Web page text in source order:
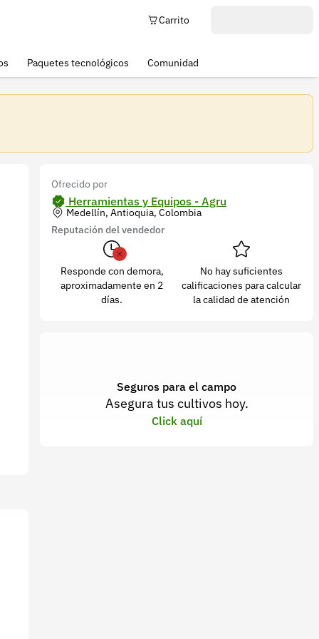
Carrito
Paquetes tecnológicos Comunidad
Ofrecido por
Herramientas y Equipos - Agru
Medellín, Antioquia, Colombia
Reputación del vendedor
Responde con demora,
aproximadamente en 2
días.
No hay suficientes
calificaciones para calcular
la calidad de atención
Seguros para el campo
Asegura tus cultivos hoy.
Click aquí